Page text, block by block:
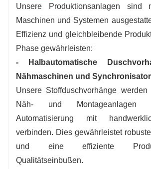
Unsere Produktionsanlagen sind
Maschinen und Systemen
Effizienz und gleichbleibende
Phase gewährleisten:
- Halbautomatische
Nähmaschinen und
Unsere Stoffduschvorhänge werden
Näh- und Montageanlagen
Automatisierung mit
verbinden. Dies gewährleistet
und eine effiziente
Qualitätseinbußen.